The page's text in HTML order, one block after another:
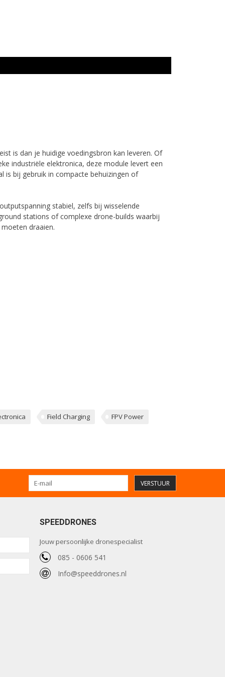
is dan je huidige voedingsbron kan leveren. Of
industriële elektronica, deze module levert een
is bij gebruik in compacte behuizingen of
stabiel, zelfs bij wisselende
stations of complexe drone-builds waarbij
draaien.
Field Charging FPV Power
VERSTUUR
SPEEDDRONES
Jouw persoonlijke dronespecialist
085 - 0606 541
Info@speeddrones.nl